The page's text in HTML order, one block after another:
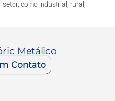
como industrial, rural,
Metálico
Contato